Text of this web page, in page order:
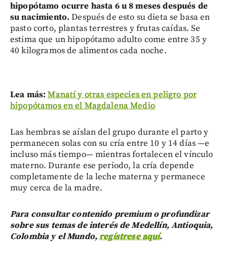
hipopótamo ocurre hasta 6 u 8 meses después de
su nacimiento. Después de esto su dieta se basa en
pasto corto, plantas terrestres y frutas caídas. Se
estima que un hipopótamo adulto come entre 35 y
40 kilogramos de alimentos cada noche.
Lea más:Manatí y otras especies en peligro por
hipopótamos en el Magdalena Medio
Las hembras se aíslan del grupo durante el parto y
permanecen solas con su cría entre 10 y 14 días —e
incluso más tiempo— mientras fortalecen el vínculo
materno. Durante ese periodo, la cría depende
completamente de la leche materna y permanece
muy cerca de la madre.
Para consultar contenido premium o profundizar
sobre sus temas de interés de Medellín, Antioquia,
Colombia y el Mundo,regístrese aquí.